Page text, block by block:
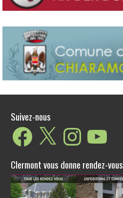
Suivez-nous
Facebook X Instagram
Clermont vous donne rendez-vous